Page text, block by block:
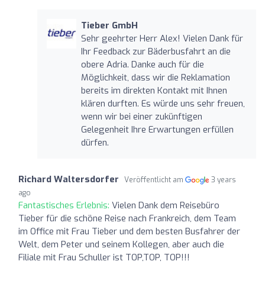
Tieber GmbH
Sehr geehrter Herr Alex! Vielen Dank für
Ihr Feedback zur Bäderbusfahrt an die
obere Adria. Danke auch für die
Möglichkeit, dass wir die Reklamation
bereits im direkten Kontakt mit Ihnen
klären durften. Es würde uns sehr freuen,
wenn wir bei einer zukünftigen
Gelegenheit Ihre Erwartungen erfüllen
dürfen.
Richard Waltersdorfer Veröffentlicht am
3 years
ago
Fantastisches Erlebnis: Vielen Dank dem Reisebüro
Tieber für die schöne Reise nach Frankreich, dem Team
im Office mit Frau Tieber und dem besten Busfahrer der
Welt, dem Peter und seinem Kollegen, aber auch die
Filiale mit Frau Schuller ist TOP,TOP, TOP!!!